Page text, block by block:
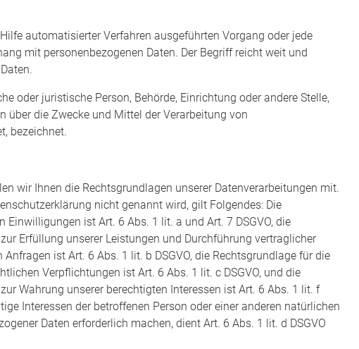
automatisierter Verfahren ausgeführten Vorgang oder jede
mit personenbezogenen Daten. Der Begriff reicht weit und
oder juristische Person, Behörde, Einrichtung oder andere Stelle,
über die Zwecke und Mittel der Verarbeitung von
bezeichnet.
wir Ihnen die Rechtsgrundlagen unserer Datenverarbeitungen mit.
nicht genannt wird, gilt Folgendes: Die
ist Art. 6 Abs. 1 lit. a und Art. 7 DSGVO, die
Erfüllung unserer Leistungen und Durchführung vertraglicher
ist Art. 6 Abs. 1 lit. b DSGVO, die Rechtsgrundlage für die
Verpflichtungen ist Art. 6 Abs. 1 lit. c DSGVO, und die
Wahrung unserer berechtigten Interessen ist Art. 6 Abs. 1 lit. f
Interessen der betroffenen Person oder einer anderen natürlichen
Daten erforderlich machen, dient Art. 6 Abs. 1 lit. d DSGVO